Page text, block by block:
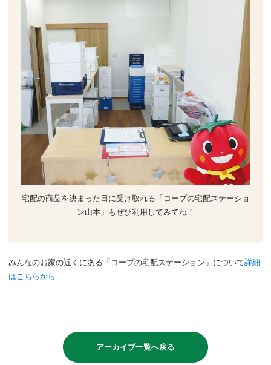
宅配の商品を決まった日に受け取れる「コープの宅配ステーショ
ン山本」もぜひ利用してみてね！
みんなのお家の近くにある「コープの宅配ステーション」について詳細
はこちらから
アーカイブ一覧へ戻る